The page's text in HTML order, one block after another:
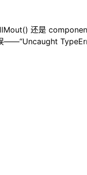
还是
——“Uncaught